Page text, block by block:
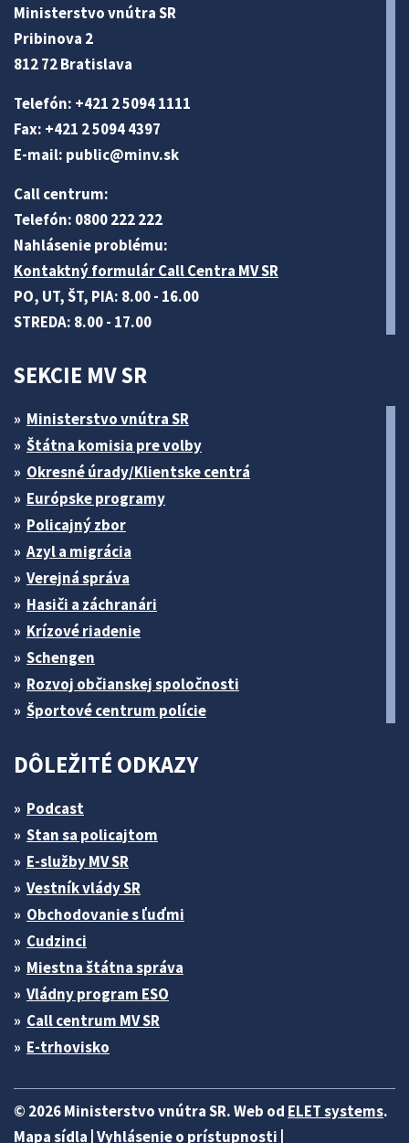
Ministerstvo vnútra SR
Pribinova 2
812 72 Bratislava
Telefón: +421 2 5094 1111
Fax: +421 2 5094 4397
E-mail: public@minv.sk
Call centrum:
Telefón: 0800 222 222
Nahlásenie problému:
Kontaktný formulár Call Centra MV SR
PO, UT, ŠT, PIA: 8.00 - 16.00
STREDA: 8.00 - 17.00
SEKCIE MV SR
Ministerstvo vnútra SR
Štátna komisia pre volby
Okresné úrady/Klientske centrá
Európske programy
Policajný zbor
Azyl a migrácia
Verejná správa
Hasiči a záchranári
Krízové riadenie
Schengen
Rozvoj občianskej spoločnosti
Športové centrum polície
DÔLEŽITÉ ODKAZY
Podcast
Stan sa policajtom
E-služby MV SR
Vestník vlády SR
Obchodovanie s ľuďmi
Cudzinci
Miestna štátna správa
Vládny program ESO
Call centrum MV SR
E-trhovisko
© 2026 Ministerstvo vnútra SR. Web od ELET systems.
Mapa sídla Vyhlásenie o prístupnosti